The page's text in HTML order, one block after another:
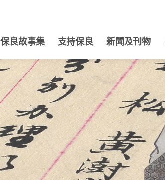
保良故事集 支持保良 新聞及刊物